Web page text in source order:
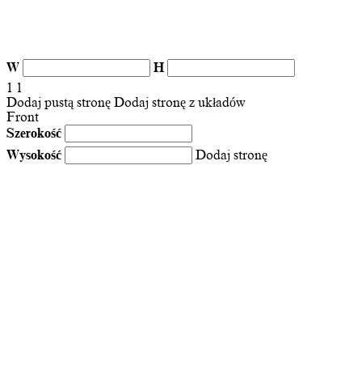
W
H
1 1
Dodaj pustą stronę Dodaj stronę z układów
Front
Szerokość
Wysokość
Dodaj stronę